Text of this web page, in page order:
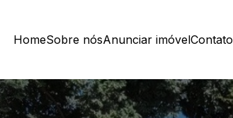
HomeSobre nósAnunciar imóvelContato